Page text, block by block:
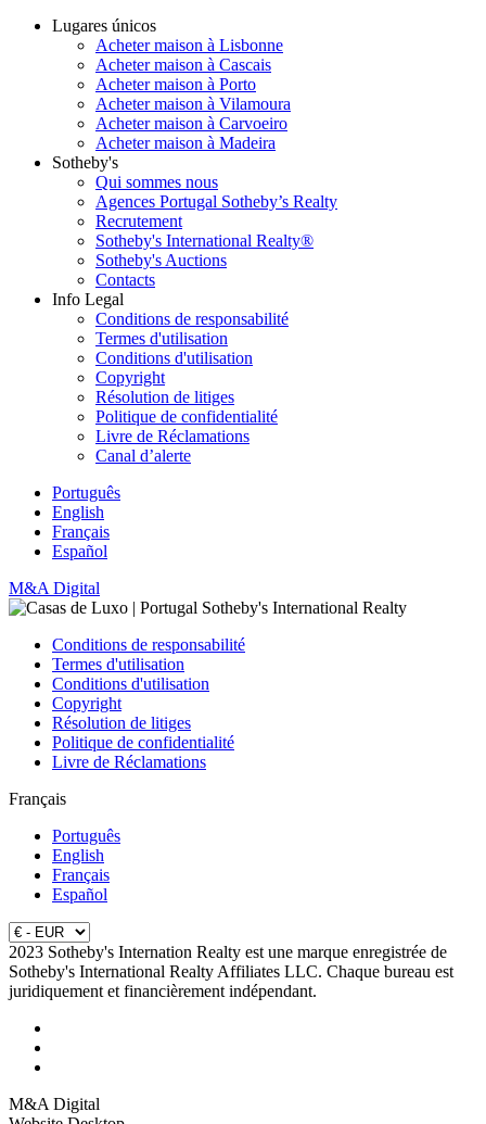
Lugares únicos
Acheter maison à Lisbonne
Acheter maison à Cascais
Acheter maison à Porto
Acheter maison à Vilamoura
Acheter maison à Carvoeiro
Acheter maison à Madeira
Sotheby's
Qui sommes nous
Agences Portugal Sotheby’s Realty
Recrutement
Sotheby's International Realty®
Sotheby's Auctions
Contacts
Info Legal
Conditions de responsabilité
Termes d'utilisation
Conditions d'utilisation
Copyright
Résolution de litiges
Politique de confidentialité
Livre de Réclamations
Canal d’alerte
Português
English
Français
Español
M&A Digital
Conditions de responsabilité
Termes d'utilisation
Conditions d'utilisation
Copyright
Résolution de litiges
Politique de confidentialité
Livre de Réclamations
Français
Português
English
Français
Español
2023 Sotheby's Internation Realty est une marque enregistrée de
Sotheby's International Realty Affiliates LLC. Chaque bureau est
juridiquement et financièrement indépendant.
M&A Digital